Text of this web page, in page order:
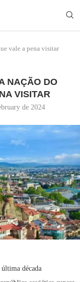
vale a pena visitar
NAÇÃO DO
VISITAR
de 2024
última década